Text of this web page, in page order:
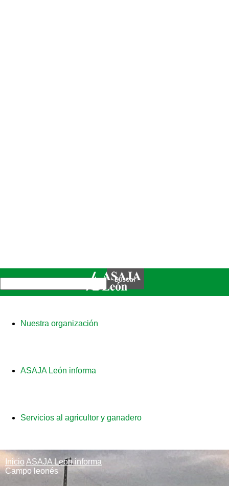
Nuestra organización
ASAJA León informa
Servicios al agricultor y ganadero
Inicio ASAJA León informa
Campo leonés